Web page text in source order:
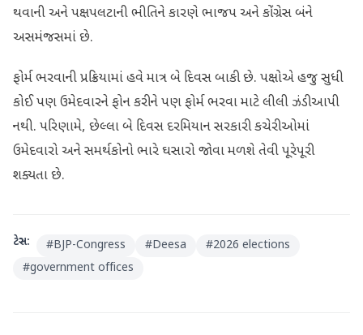
થવાની અને પક્ષપલટાની ભીતિને કારણે ભાજપ અને કોંગ્રેસ બંને
અસમંજસમાં છે.
​ફોર્મ ભરવાની પ્રક્રિયામાં હવે માત્ર બે દિવસ બાકી છે. પક્ષોએ હજુ સુધી
કોઈ પણ ઉમેદવારને ફોન કરીને પણ ફોર્મ ભરવા માટે લીલી ઝંડી આપી
નથી. પરિણામે, છેલ્લા બે દિવસ દરમિયાન સરકારી કચેરીઓમાં
ઉમેદવારો અને સમર્થકોનો ભારે ઘસારો જોવા મળશે તેવી પૂરેપૂરી
શક્યતા છે.
ટેગ્સ: #BJP-Congress #Deesa #2026 elections
#government offices